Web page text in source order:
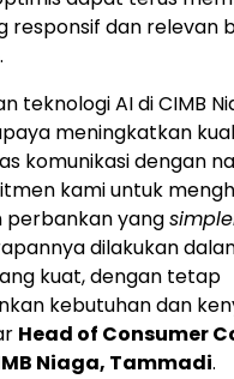
responsif dan relevan
teknologi AI di CIMB
meningkatkan
komunikasi dengan
kami untuk
perbankan yang
dilakukan
kuat, dengan tetap
kebutuhan dan
Head of Consumer
Niaga, Tammadi.